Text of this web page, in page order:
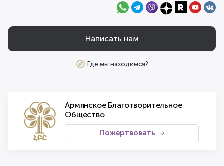
Написать нам
Где мы находимся?
Армянское Благотворительное
Общество
Пожертвовать